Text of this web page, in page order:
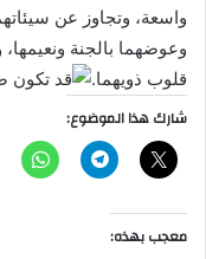
واسعة، وتجاوز عن
وعوضهما بالجنة
قلوب ذويهما.
شارك هذا الموضوع:
معجب بهذه: